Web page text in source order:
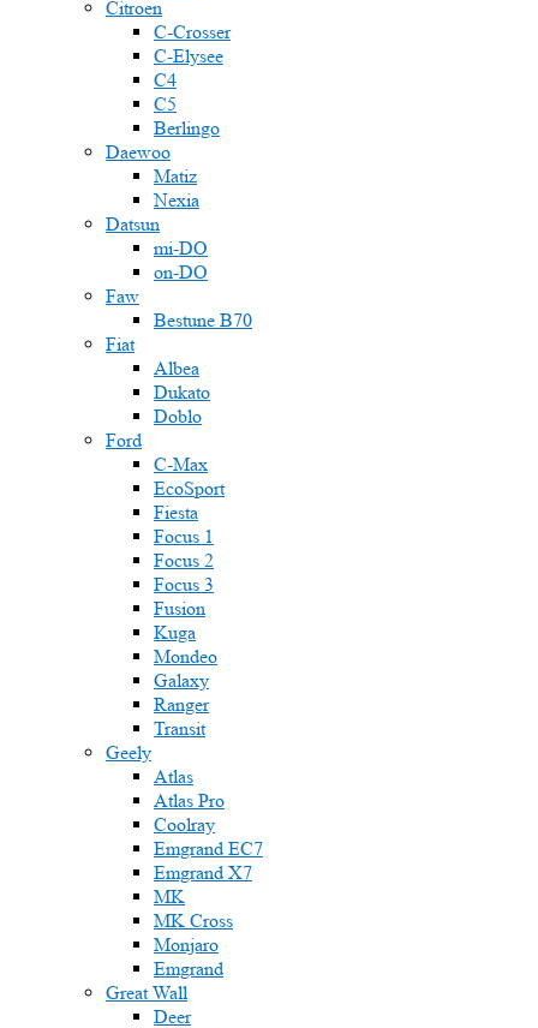
Citroen
C-Crosser
C-Elysee
C4
C5
Berlingo
Daewoo
Matiz
Nexia
Datsun
mi-DO
on-DO
Faw
Bestune B70
Fiat
Albea
Dukato
Doblo
Ford
C-Max
EcoSport
Fiesta
Focus 1
Focus 2
Focus 3
Fusion
Kuga
Mondeo
Galaxy
Ranger
Transit
Geely
Atlas
Atlas Pro
Coolray
Emgrand EC7
Emgrand X7
MK
MK Cross
Monjaro
Emgrand
Great Wall
Deer